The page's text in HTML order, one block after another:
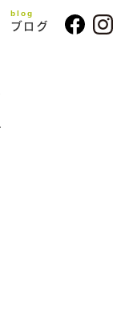
blog
ブログ